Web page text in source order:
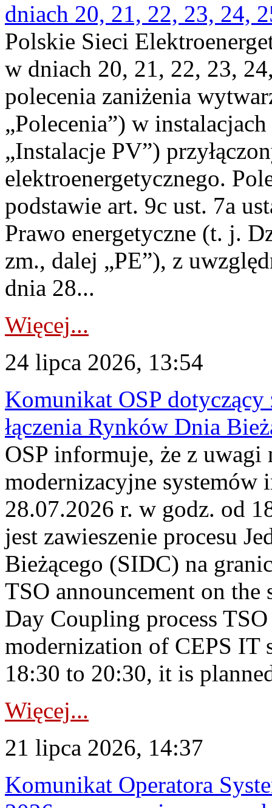
dniach 20, 21, 22, 23, 24,
Polskie Sieci
w dniach 20, 21, 22, 23,
polecenia zaniżenia
„Polecenia”) w
„Instalacje PV”)
elektroenergetycznego.
podstawie art. 9c ust. 7a
Prawo energetyczne (t. j.
zm., dalej „PE”), z
dnia 28...
Więcej...
24 lipca 2026, 13:54
Komunikat OSP dotyczący
łączenia Rynków Dnia
OSP informuje, że z uwagi
modernizacyjne
28.07.2026 r. w godz. od
jest zawieszenie procesu
Bieżącego (SIDC) na
TSO announcement on
Day Coupling process
modernization of CEPS IT
18:30 to 20:30, it is
Więcej...
21 lipca 2026, 14:37
Komunikat Operatora